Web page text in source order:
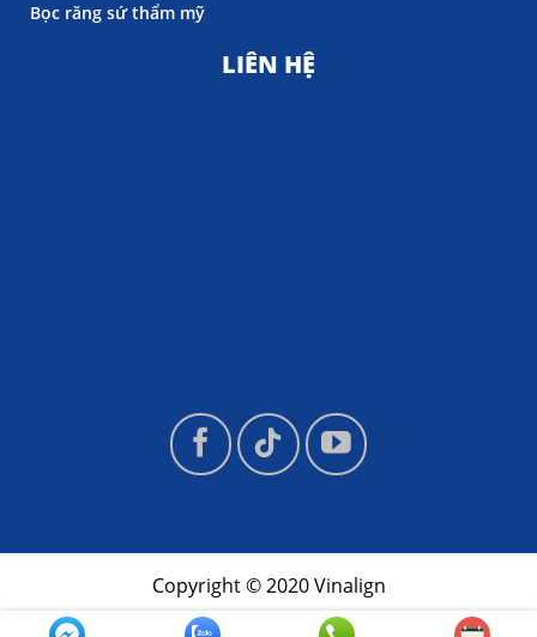
Bọc răng sứ thẩm mỹ
LIÊN HỆ
Copyright © 2020 Vinalign